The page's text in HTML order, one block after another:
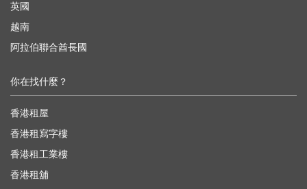
英國
越南
阿拉伯聯合酋長國
你在找什麼？
香港租屋
香港租寫字樓
香港租工業樓
香港租舖